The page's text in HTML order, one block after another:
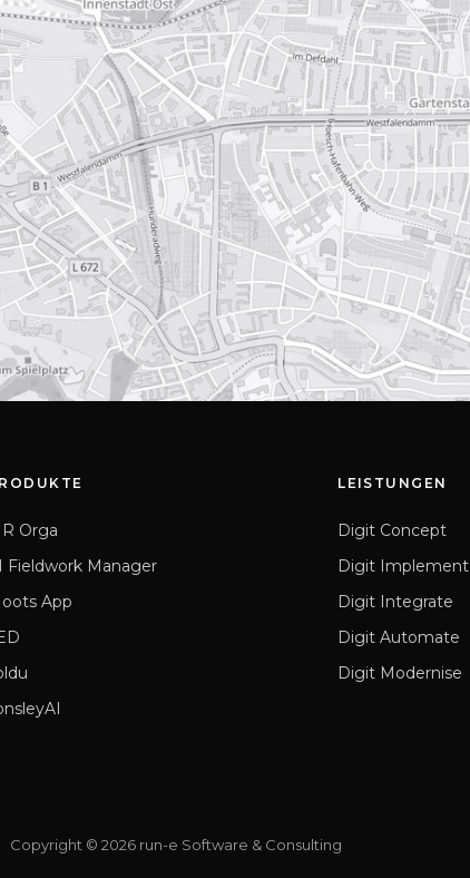
Orga
Fieldwork Manager
App
LEISTUNGEN
Digit Concept
Digit Implement
Digit Integrate
Digit Automate
Digit Modernise
Copyright © 2026 run-e Software & Consulting